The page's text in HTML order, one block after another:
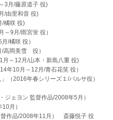
3月/藤原道子 役)
/由里和音 役)
橘咲 役)
9月/雨宮蛍 役）
/橘咲 役）
/高岡美雪 役）
月～12月/山本・新島八重 役)
年10月～12月/青石花笑 役）
（2016年春シリーズ１/バルサ役）
ェヨン 監督作品/2008年5月）
月）
作品/2008年11月） 斎藤悦子 役